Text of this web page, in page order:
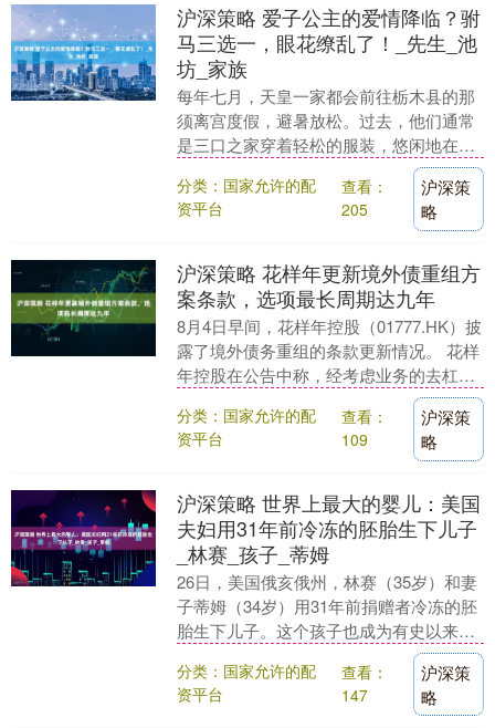
沪深策略 爱子公主的爱情降临？驸
马三选一，眼花缭乱了！_先生_池
坊_家族
每年七月，天皇一家都会前往栃木县的那
须离宫度假，避暑放松。过去，他们通常
是三口之家穿着轻松的服装，悠闲地在御
苑里散步。然而，今年的情况似乎有些不
同……这一年的那....
分类：国家允许的配
资平台
查看：
205
沪深策
略
沪深策略 花样年更新境外债重组方
案条款，选项最长周期达九年
8月4日早间，花样年控股（01777.HK）披
露了境外债务重组的条款更新情况。 花样
年控股在公告中称，经考虑业务的去杠杆
要求、当前市场情况及公司的业务表现及
预测....
分类：国家允许的配
资平台
查看：
109
沪深策
略
沪深策略 世界上最大的婴儿：美国
夫妇用31年前冷冻的胚胎生下儿子
_林赛_孩子_蒂姆
26日，美国俄亥俄州，林赛（35岁）和妻
子蒂姆（34岁）用31年前捐赠者冷冻的胚
胎生下儿子。这个孩子也成为有史以来冷
冻时间最长的活产胚胎。 （林赛和妻子蒂
姆。）....
分类：国家允许的配
资平台
查看：
147
沪深策
略